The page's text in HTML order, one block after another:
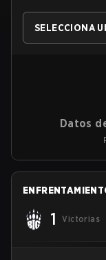
SELECCIONA
Datos
1 Victorias